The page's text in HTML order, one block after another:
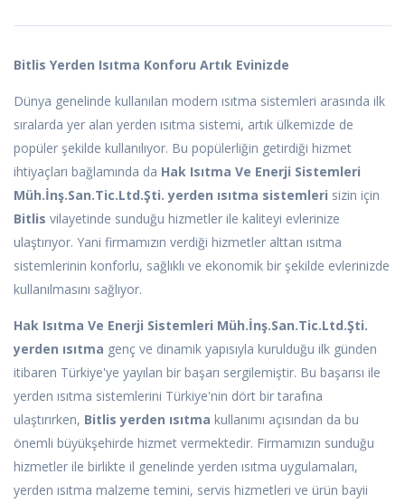
Bitlis Yerden Isıtma Konforu Artık Evinizde
Dünya genelinde kullanılan modern ısıtma sistemleri arasında ilk
sıralarda yer alan yerden ısıtma sistemi, artık ülkemizde de
popüler şekilde kullanılıyor. Bu popülerliğin getirdiği hizmet
ihtiyaçları bağlamında da Hak Isıtma Ve Enerji Sistemleri
Müh.İnş.San.Tic.Ltd.Şti. yerden ısıtma sistemleri sizin için
Bitlis vilayetinde sunduğu hizmetler ile kaliteyi evlerinize
ulaştırıyor. Yani firmamızın verdiği hizmetler alttan ısıtma
sistemlerinin konforlu, sağlıklı ve ekonomik bir şekilde evlerinizde
kullanılmasını sağlıyor.
Hak Isıtma Ve Enerji Sistemleri Müh.İnş.San.Tic.Ltd.Şti.
yerden ısıtma genç ve dinamik yapısıyla kurulduğu ilk günden
itibaren Türkiye'ye yayılan bir başarı sergilemiştir. Bu başarısı ile
yerden ısıtma sistemlerini Türkiye'nin dört bir tarafına
ulaştırırken, Bitlis yerden ısıtma kullanımı açısından da bu
önemli büyükşehirde hizmet vermektedir. Firmamızın sunduğu
hizmetler ile birlikte il genelinde yerden ısıtma uygulamaları,
yerden ısıtma malzeme temini, servis hizmetleri ve ürün bayii